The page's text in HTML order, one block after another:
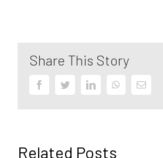
Share This Story
FacebookTwitterLinkedInWhatsAppEmail
Related Posts